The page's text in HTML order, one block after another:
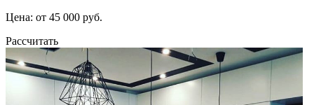
Цена: от 45 000 руб.
Рассчитать